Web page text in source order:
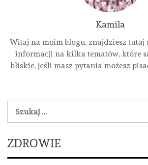
Kamila
Witaj na moim blogu, znajdziesz tutaj
informacji na kilka tematów, które
bliskie, jeśli masz pytania możesz
Szukaj:
ZDROWIE